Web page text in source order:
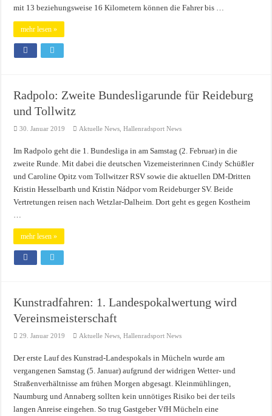
mit 13 beziehungsweise 16 Kilometern können die Fahrer bis …
mehr lesen »
Radpolo: Zweite Bundesligarunde für Reideburg
und Tollwitz
30. Januar 2019 Aktuelle News ,Hallenradsport News
Im Radpolo geht die 1. Bundesliga in am Samstag (2. Februar) in die
zweite Runde. Mit dabei die deutschen Vizemeisterinnen Cindy Schüßler
und Caroline Opitz vom Tollwitzer RSV sowie die aktuellen DM-Dritten
Kristin Hesselbarth und Kristin Nádpor vom Reideburger SV. Beide
Vertretungen reisen nach Wetzlar-Dalheim. Dort geht es gegen Kostheim
…
mehr lesen »
Kunstradfahren: 1. Landespokalwertung wird
Vereinsmeisterschaft
29. Januar 2019 Aktuelle News ,Hallenradsport News
Der erste Lauf des Kunstrad-Landespokals in Mücheln wurde am
vergangenen Samstag (5. Januar) aufgrund der widrigen Wetter- und
Straßenverhältnisse am frühen Morgen abgesagt. Kleinmühlingen,
Naumburg und Annaberg sollten kein unnötiges Risiko bei der teils
langen Anreise eingehen. So trug Gastgeber VfH Mücheln eine